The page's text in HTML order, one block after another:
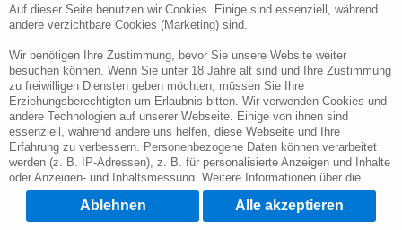
selbstverständlich gerne auch persönlich zu Verfügung.
Auf dieser Seite benutzen wir Cookies. Einige sind essenziell, während
andere verzichtbare Cookies (Marketing) sind.
Wir benötigen Ihre Zustimmung, bevor Sie unsere Website weiter
besuchen können. Wenn Sie unter 18 Jahre alt sind und Ihre Zustimmung
zu freiwilligen Diensten geben möchten, müssen Sie Ihre
Erziehungsberechtigten um Erlaubnis bitten. Wir verwenden Cookies und
andere Technologien auf unserer Webseite. Einige von ihnen sind
essenziell, während andere uns helfen, diese Webseite und Ihre
Erfahrung zu verbessern. Personenbezogene Daten können verarbeitet
werden (z. B. IP-Adressen), z. B. für personalisierte Anzeigen und Inhalte
oder Anzeigen- und Inhaltsmessung. Weitere Informationen über die
Verwendung Ihrer Daten finden Sie in unserer Datenschutzerklärung. Sie
können Ihre Auswahl jederzeit unter
Cookie-Einstellungenwiderrufen oder
anpassen.
Ablehnen Alle akzeptieren